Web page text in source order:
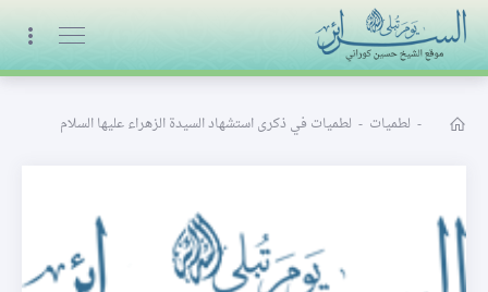
البث المباشر
- لطميات - لطميات في ذكرى استشهاد السيدة الزهراء عليها السلام